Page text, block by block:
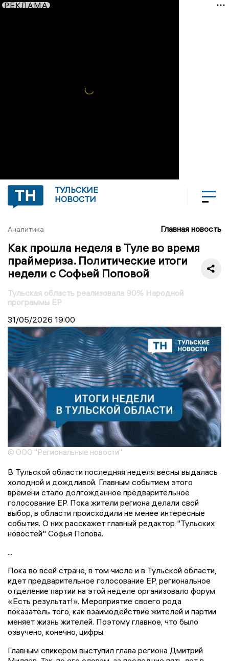
РЕКЛАМА
ТУЛЬСКИЕ
НОВОСТИ
Аналитика Главная новость
Как прошла неделя в Туле во время
праймериза. Политические итоги
недели с Софьей Поповой
Тульская область реализовала 90% Народной
программы ЕР
31/05/2026 19:00
© ООО "Региональные новости"
В Тульской области последняя неделя весны выдалась
холодной и дождливой. Главным событием этого
времени стало долгожданное предварительное
голосование ЕР. Пока жители региона делали свой
выбор, в области происходили не менее интересные
события. О них расскажет главный редактор "Тульских
новостей" Софья Попова.
...
Пока во всей стране, в том числе и в Тульской области,
идет предварительное голосование ЕР, региональное
отделение партии на этой неделе организовало форум
«Есть результат!». Мероприятие своего рода
показатель того, как взаимодействие жителей и партии
меняет жизнь жителей. Поэтому главное, что было
озвучено, конечно, цифры.
Главным спикером выступил глава региона Дмитрий